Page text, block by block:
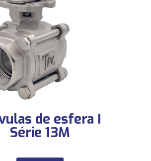
de esfera I
Série 13M